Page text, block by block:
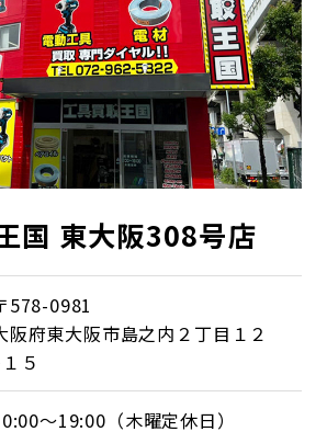
国 東大阪308号店
578-0981
阪府東大阪市島之内２丁目１２
５
～19:00（木曜定休日）